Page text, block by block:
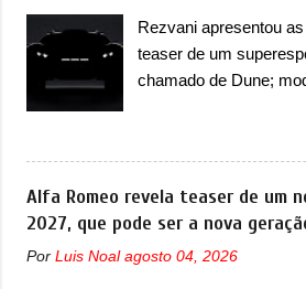
lugares. Ao mesmo
assento do meio que
existe dois espaços
cidade-estado como a
do Cassino e La
Mônaco, a marca
uma interpretação
de traços monolíticos
desenvolvimento do
acontecendo e a
ao I-Pace (primeiro
Rezvani apresentou
teaser de um
chamado de Dune;
Rezvani apresentou
teaser de um novo
oferecer aos seus
Dune, um cupê
proposta off-road
esportivos
Alfa Romeo revela teaser de um
2027, que pode ser a nova
Por Luis Noal agosto 04, 2026